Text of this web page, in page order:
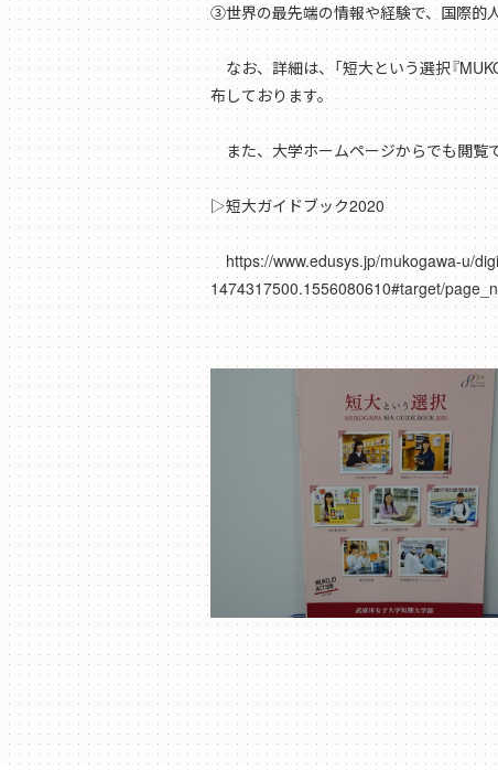
③世界の最先端の情報や経験で、国際的
なお、詳細は、「短大という選択『
布しております。
また、大学ホームページからでも閲覧
▷短大ガイドブック2020
https://www.edusys.jp/mukogawa-u/
1474317500.1556080610#target/